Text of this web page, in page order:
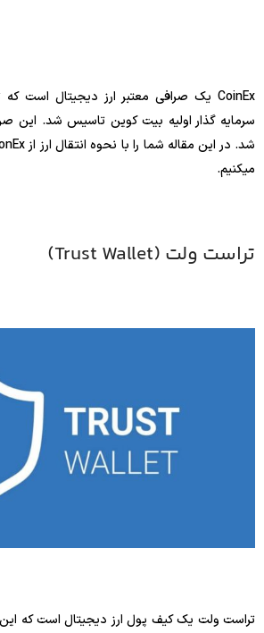
میکنیم.
تراست ولت (Trust Wallet)
تراست ولت یک کیف پول ارز دیجیتال است که این